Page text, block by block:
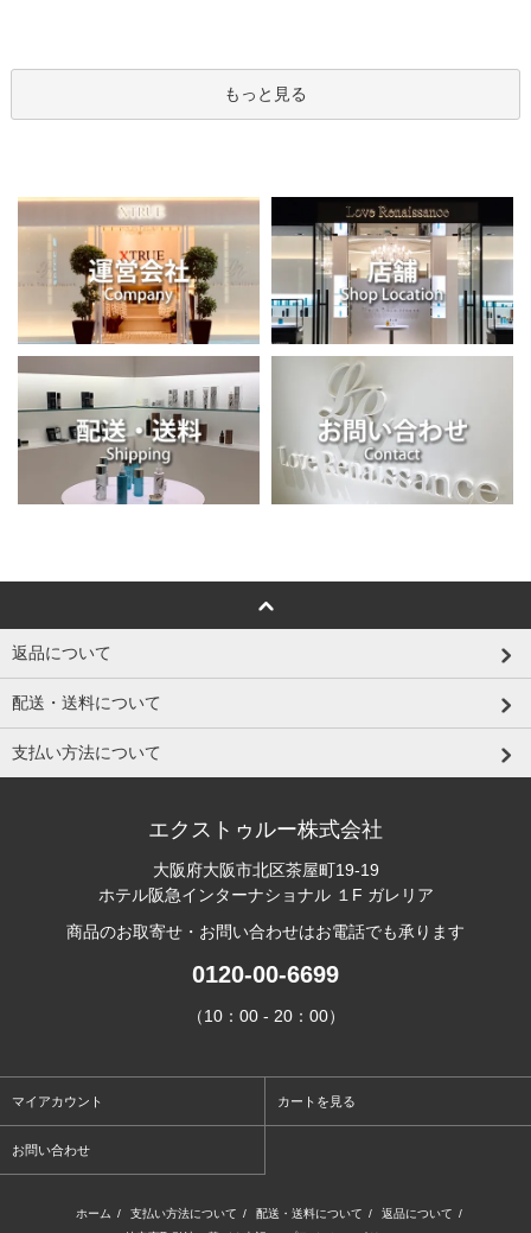
もっと見る
返品について
配送・送料について
支払い方法について
エクストゥルー株式会社
大阪府大阪市北区茶屋町19-19
ホテル阪急インターナショナル １F ガレリア
商品のお取寄せ・お問い合わせはお電話でも承ります
0120-00-6699
（10：00 - 20：00）
マイアカウント カートを見る
お問い合わせ
ホーム / 支払い方法について / 配送・送料について / 返品について /